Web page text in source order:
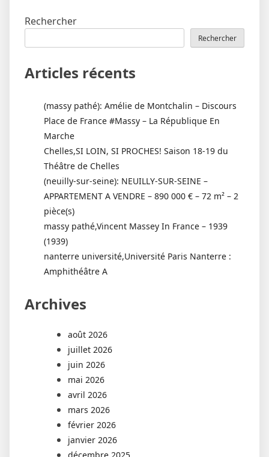
Rechercher
Rechercher
Articles récents
(massy pathé): Amélie de Montchalin – Discours
Place de France #Massy – La République En
Marche
Chelles,SI LOIN, SI PROCHES! Saison 18-19 du
Théâtre de Chelles
(neuilly-sur-seine): NEUILLY-SUR-SEINE –
APPARTEMENT A VENDRE – 890 000 € – 72 m² – 2
pièce(s)
massy pathé,Vincent Massey In France – 1939
(1939)
nanterre université,Université Paris Nanterre :
Amphithéâtre A
Archives
août 2026
juillet 2026
juin 2026
mai 2026
avril 2026
mars 2026
février 2026
janvier 2026